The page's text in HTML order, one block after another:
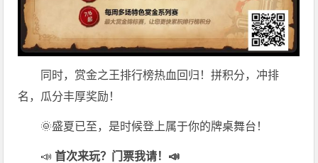
同时，赏金之王排行榜热血回归！拼积分，冲排
名，瓜分丰厚奖励！
🌞盛夏已至，是时候登上属于你的牌桌舞台！
📣首次来玩？门票我请！📣